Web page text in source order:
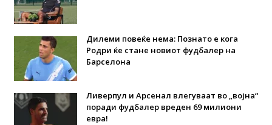
Дилеми повеќе нема: Познато е кога
Родри ќе стане новиот фудбалер на
Барселона
Ливерпул и Арсенал влегуваат во „војна“
поради фудбалер вреден 69 милиони
евра!